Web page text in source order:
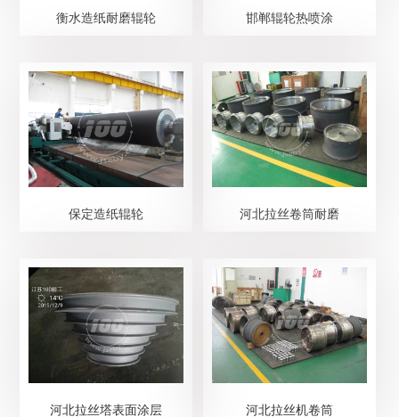
衡水造纸耐磨辊轮 邯郸辊轮热喷涂
保定造纸辊轮 河北拉丝卷筒耐磨
河北拉丝塔表面涂层 河北拉丝机卷筒